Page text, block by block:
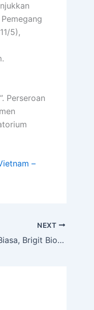
5),
Perseroan
–
NEXT
Gelar RUPS Luar Biasa, Brigit Biofarmaka Teknologi Bahas Penyesuaian Klasifikasi Usaha